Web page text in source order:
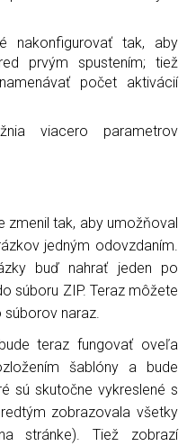
nakonfigurovať tak, aby
prvým spustením; tiež
počet aktivácií
viacero parametrov
zmenil tak, aby umožňoval
jedným odovzdaním.
buď nahrať jeden po
súboru ZIP. Teraz môžete
naraz.
teraz fungovať oveľa
šablóny a bude
sú skutočne vykreslené s
zobrazovala všetky
stránke). Tiež zobrazí